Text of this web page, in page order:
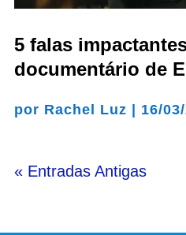
5 falas
documentário de
por Rachel Luz 16/
« Entradas Antigas